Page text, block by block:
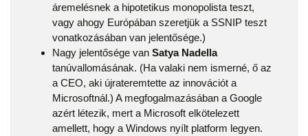
áremelésnek a hipotetikus monopolista teszt,
vagy ahogy Európában szeretjük a SSNIP teszt
vonatkozásában van jelentősége.)
Nagy jelentősége van Satya Nadella
tanúvallomásának. (Ha valaki nem ismerné, ő az
a CEO, aki újrateremtette az innovációt a
Microsoftnál.) A megfogalmazásában a Google
azért létezik, mert a Microsoft elkötelezett
amellett, hogy a Windows nyílt platform legyen.